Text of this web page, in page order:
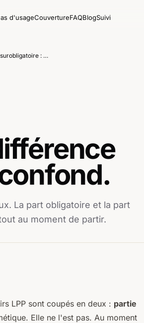
d'usageCouvertureFAQBlogSuivi
LPP obligatoire et surobligatoire : la différence que tout le monde confond.
La part obligatoire et la part
au moment de partir.
LPP sont coupés en deux : partie
Elle ne l'est pas. Au moment